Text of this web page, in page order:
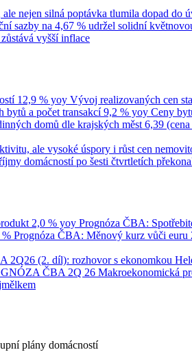
nejen silná poptávka tlumila dopad do
sazby na 4,67 % udržel solidní
vyšší inflace
12,9 % yoy Vývoj realizovaných cen
bytů a počet transakcí 9,2 % yoy Ceny
domů dle krajských měst 6,39
ale vysoké úspory i růst cen
domácností po šesti čtvrtletích
2,0 % yoy Prognóza ČBA:
% Prognóza ČBA: Měnový kurz vůči euru
2Q26 (2. díl): rozhovor s ekonomkou
ČBA 2Q 26 Makroekonomická
plány domácností